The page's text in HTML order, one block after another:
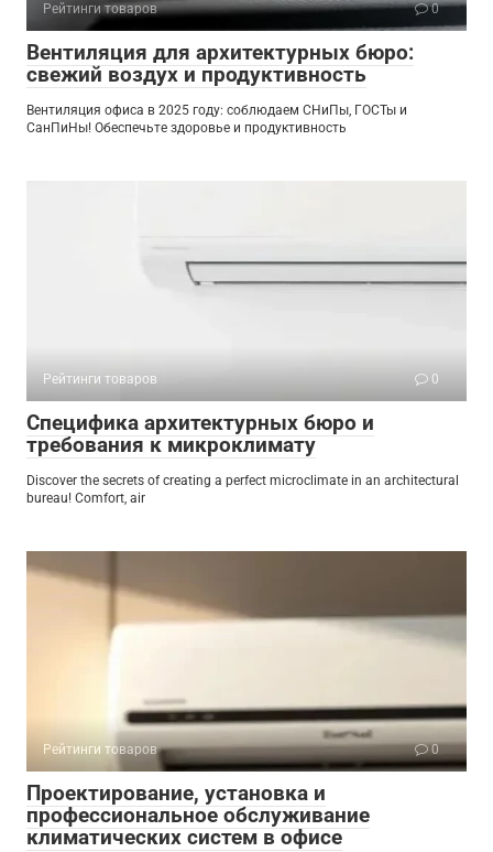
Рейтинги товаров 0
Вентиляция для архитектурных бюро:
свежий воздух и продуктивность
Вентиляция офиса в 2025 году: соблюдаем СНиПы, ГОСТы и
СанПиНы! Обеспечьте здоровье и продуктивность
Рейтинги товаров 0
Специфика архитектурных бюро и
требования к микроклимату
Discover the secrets of creating a perfect microclimate in an architectural
bureau! Comfort, air
Рейтинги товаров 0
Проектирование, установка и
профессиональное обслуживание
климатических систем в офисе